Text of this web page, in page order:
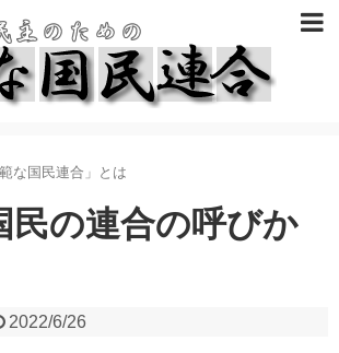
範な国民連合」とは
民の連合の呼びか
2022/6/26